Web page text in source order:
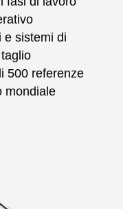
e sistemi di
500 referenze
mondiale